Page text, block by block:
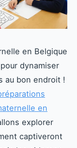
en Belgique
dynamiser
au bon endroit !
en
explorer
captiveront